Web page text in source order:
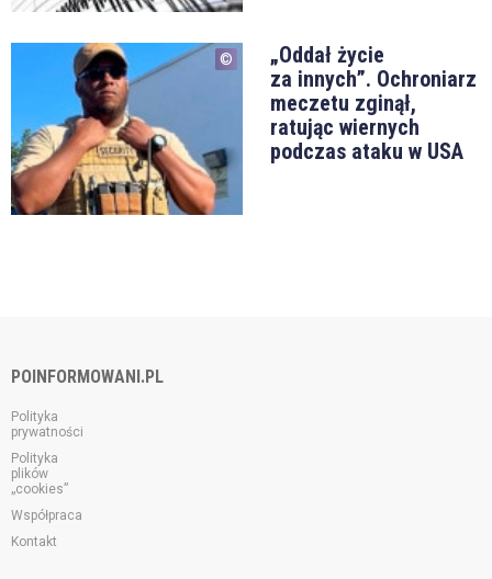
„Oddał życie
za innych”. Ochroniarz
meczetu zginął,
ratując wiernych
podczas ataku w USA
POINFORMOWANI.PL
Polityka
prywatności
Polityka
plików
„cookies”
Współpraca
Kontakt